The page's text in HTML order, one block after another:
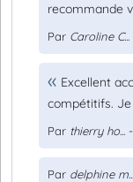
recommande
Par Caroline C...
Excellent
compétitifs.
Par thierry ho...
Par delphine m...